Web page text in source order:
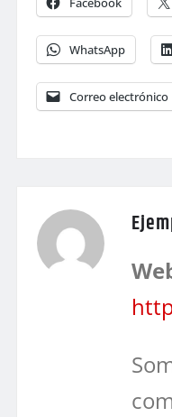
WhatsApp
Correo electrónico